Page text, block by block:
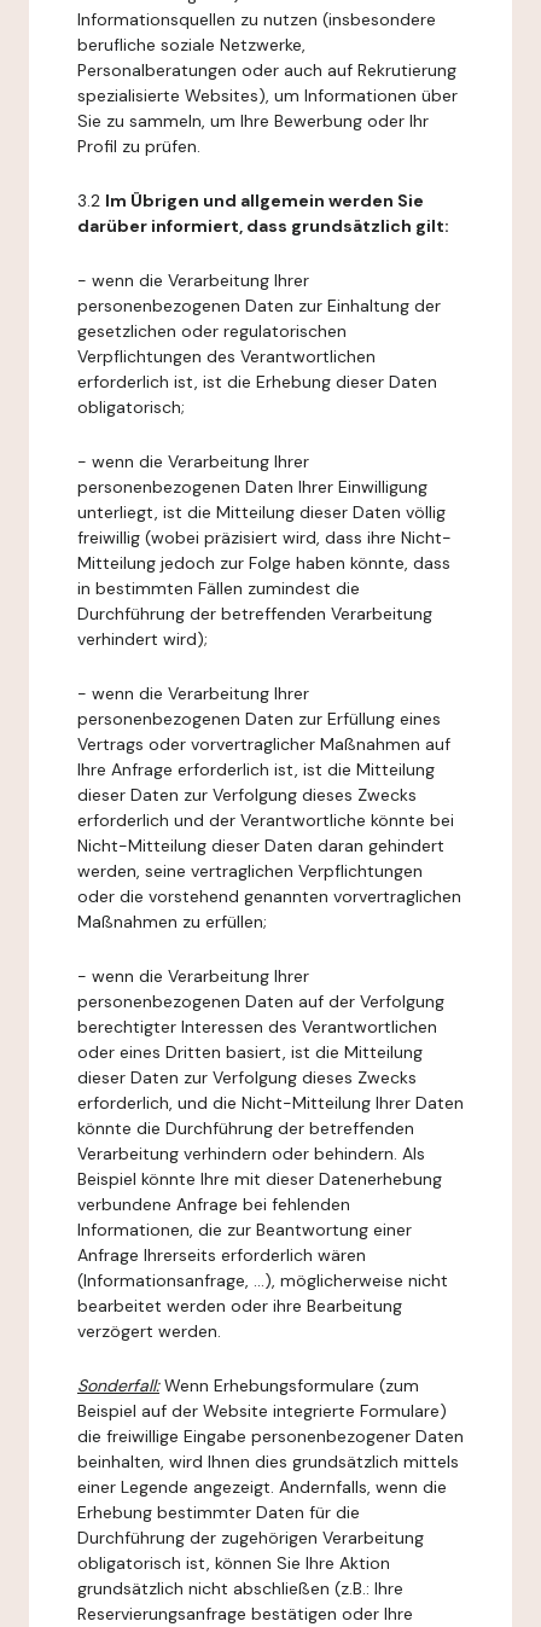
Informationsquellen zu nutzen (insbesondere
berufliche soziale Netzwerke,
Personalberatungen oder auch auf Rekrutierung
spezialisierte Websites), um Informationen über
Sie zu sammeln, um Ihre Bewerbung oder Ihr
Profil zu prüfen.
3.2 Im Übrigen und allgemein werden Sie
darüber informiert, dass grundsätzlich gilt:
- wenn die Verarbeitung Ihrer
personenbezogenen Daten zur Einhaltung der
gesetzlichen oder regulatorischen
Verpflichtungen des Verantwortlichen
erforderlich ist, ist die Erhebung dieser Daten
obligatorisch;
- wenn die Verarbeitung Ihrer
personenbezogenen Daten Ihrer Einwilligung
unterliegt, ist die Mitteilung dieser Daten völlig
freiwillig (wobei präzisiert wird, dass ihre Nicht-
Mitteilung jedoch zur Folge haben könnte, dass
in bestimmten Fällen zumindest die
Durchführung der betreffenden Verarbeitung
verhindert wird);
- wenn die Verarbeitung Ihrer
personenbezogenen Daten zur Erfüllung eines
Vertrags oder vorvertraglicher Maßnahmen auf
Ihre Anfrage erforderlich ist, ist die Mitteilung
dieser Daten zur Verfolgung dieses Zwecks
erforderlich und der Verantwortliche könnte bei
Nicht-Mitteilung dieser Daten daran gehindert
werden, seine vertraglichen Verpflichtungen
oder die vorstehend genannten vorvertraglichen
Maßnahmen zu erfüllen;
- wenn die Verarbeitung Ihrer
personenbezogenen Daten auf der Verfolgung
berechtigter Interessen des Verantwortlichen
oder eines Dritten basiert, ist die Mitteilung
dieser Daten zur Verfolgung dieses Zwecks
erforderlich, und die Nicht-Mitteilung Ihrer Daten
könnte die Durchführung der betreffenden
Verarbeitung verhindern oder behindern. Als
Beispiel könnte Ihre mit dieser Datenerhebung
verbundene Anfrage bei fehlenden
Informationen, die zur Beantwortung einer
Anfrage Ihrerseits erforderlich wären
(Informationsanfrage, ...), möglicherweise nicht
bearbeitet werden oder ihre Bearbeitung
verzögert werden.
Sonderfall:Wenn Erhebungsformulare (zum
Beispiel auf der Website integrierte Formulare)
die freiwillige Eingabe personenbezogener Daten
beinhalten, wird Ihnen dies grundsätzlich mittels
einer Legende angezeigt. Andernfalls, wenn die
Erhebung bestimmter Daten für die
Durchführung der zugehörigen Verarbeitung
obligatorisch ist, können Sie Ihre Aktion
grundsätzlich nicht abschließen (z.B.: Ihre
Reservierungsanfrage bestätigen oder Ihre